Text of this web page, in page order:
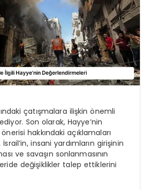
çatışmalara ilişkin önemli
Son olarak, Hayye’nin
hakkındaki açıklamaları
insani yardımların girişinin
ve savaşın sonlanmasının
değişiklikler talep ettiklerini